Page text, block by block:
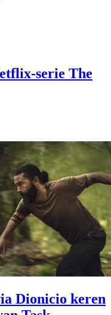
serie The
Dionicio keren